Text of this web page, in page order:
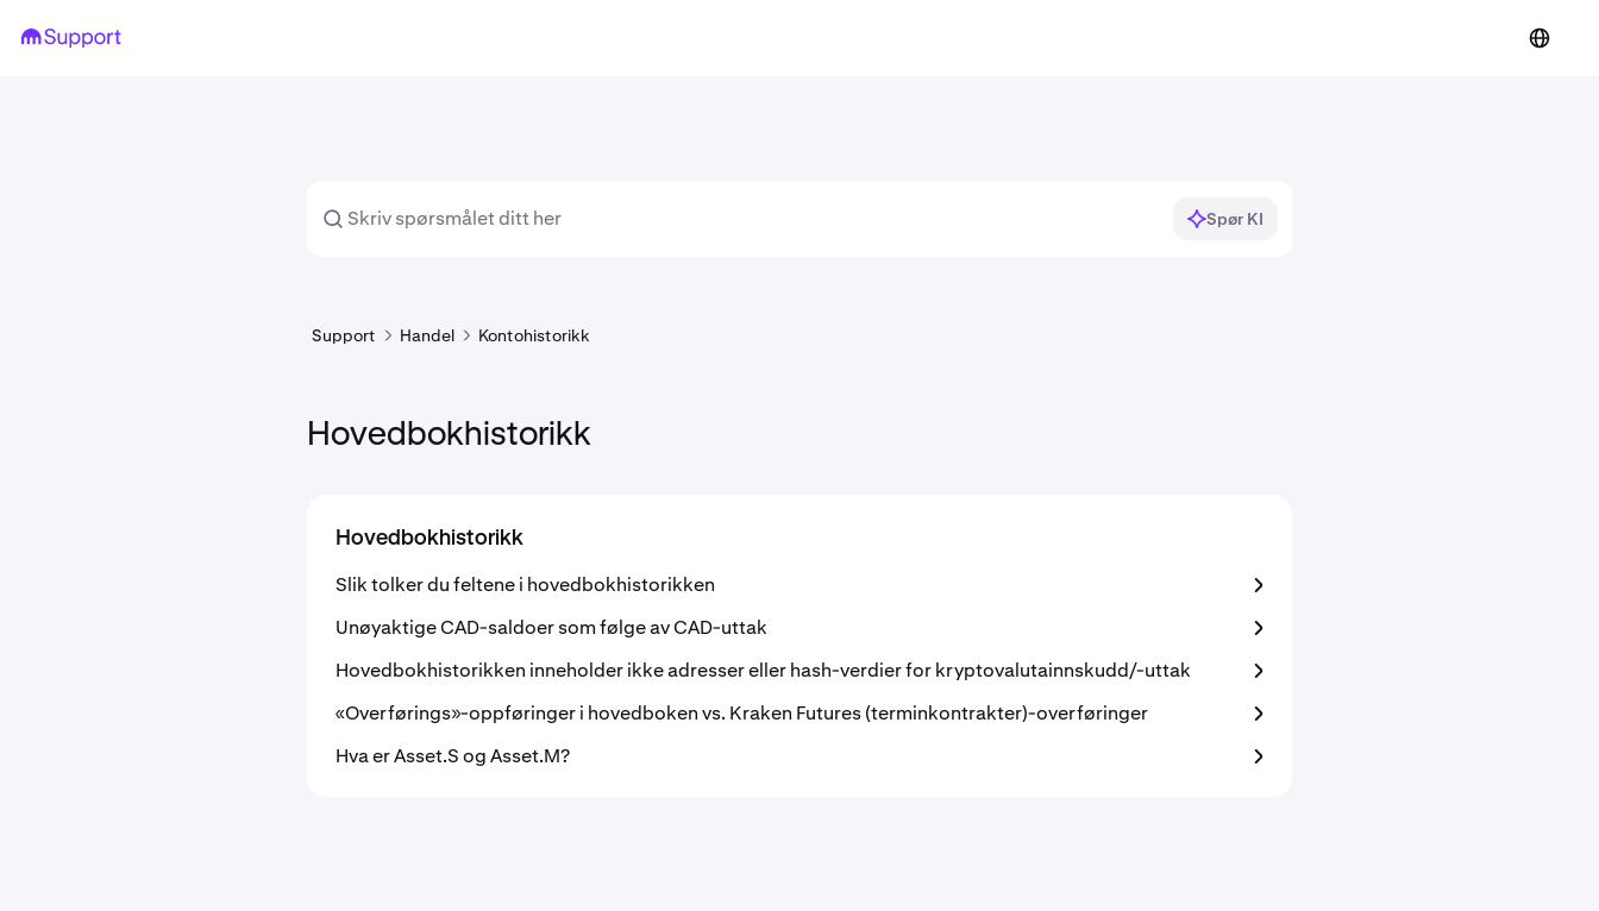
Spør KI
Support Handel Kontohistorikk
Hovedbokhistorikk
Hovedbokhistorikk
Slik tolker du feltene i hovedbokhistorikken
Unøyaktige CAD-saldoer som følge av CAD-uttak
Hovedbokhistorikken inneholder ikke adresser eller hash-verdier for kryptovalutainnskudd/-uttak
«Overførings»-oppføringer i hovedboken vs. Kraken Futures (terminkontrakter)-overføringer
Hva er Asset.S og Asset.M?